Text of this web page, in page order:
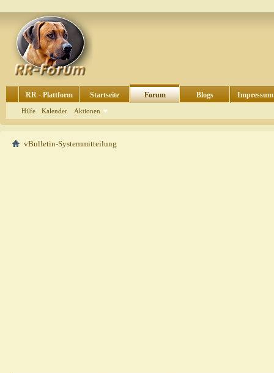
RR - Plattform Startseite Forum
Hilfe Kalender Aktionen
Blogs Impressum
vBulletin-Systemmitteilung